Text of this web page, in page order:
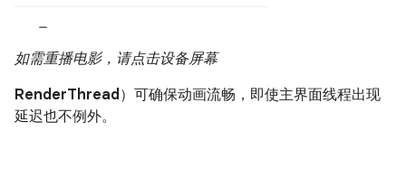
如需重播电影，请点击设备屏幕
RenderThread）可确保动画流畅，即使主界面线程出现
延迟也不例外。